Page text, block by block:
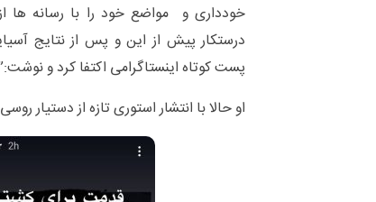
خودداری و مواضع خود را با رسانه ها
درستکار پیش از این و پس از نتایج
پست کوتاه اینستاگرامی اکتفا کرد و
او حالا با انتشار استوری تازه از دستیار